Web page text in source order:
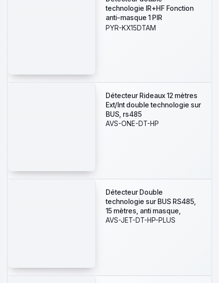
technologie IR+HF Fonction
anti-masque 1 PIR
Infrarouges, 1
PYR-KX15DTAM
Détecteur Rideaux 12 mètres
Ext/Int double technologie sur
BUS, rs485
AVS-ONE-DT-HP
Détecteur Double
technologie sur BUS RS485,
15 mètres, anti masque,
AVS-JET-DT-HP-PLUS